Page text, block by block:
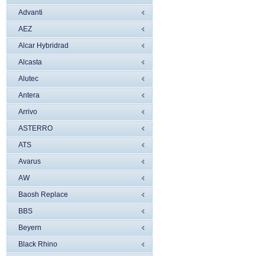
Advanti
AEZ
Alcar Hybridrad
Alcasta
Alutec
Antera
Arrivo
ASTERRO
ATS
Avarus
AW
Baosh Replace
BBS
Beyern
Black Rhino